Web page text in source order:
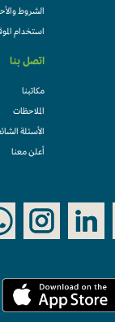
الشروط والأحكام
استخدام الموقع
اتصل بنا
مكاتبنا
الملاحظات
الأسئلة الشائعة
أعلن معنا